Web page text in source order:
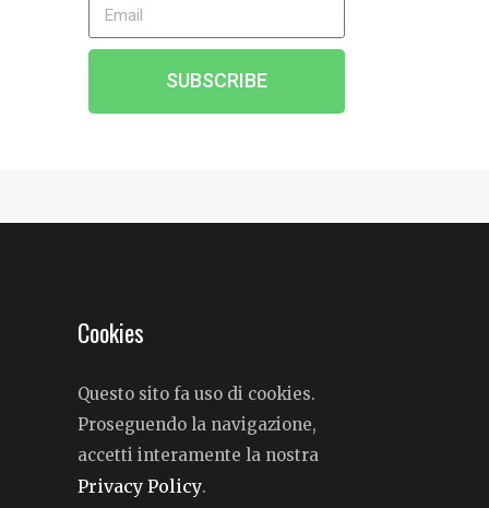
SUBSCRIBE
Cookies
Questo sito fa uso di cookies.
Proseguendo la navigazione,
accetti interamente la nostra
Privacy Policy.